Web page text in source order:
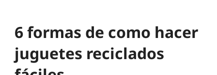
6 formas de como hacer
juguetes reciclados